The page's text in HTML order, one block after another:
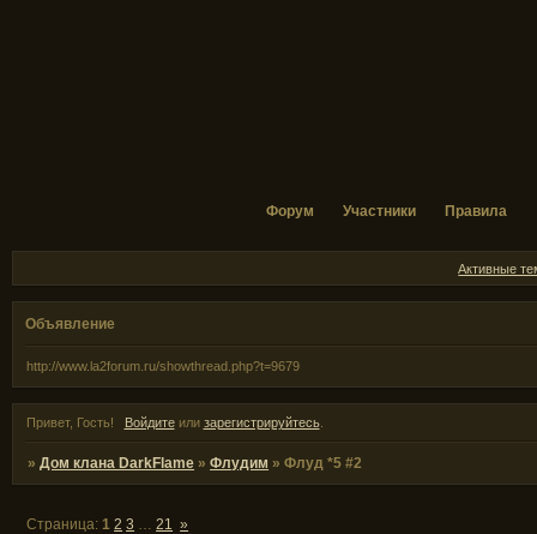
Форум Участники Правила
Активные
Объявление
http://www.la2forum.ru/showthread.php?t=9679
Привет, Гость! Войдитеили зарегистрируйтесь.
»Дом клана DarkFlame »Флудим »Флуд *5 #2
Страница:1 2 3 … 21 »